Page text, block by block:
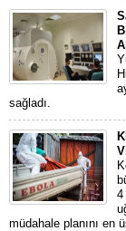
sağladı.
4
müdahale planını en